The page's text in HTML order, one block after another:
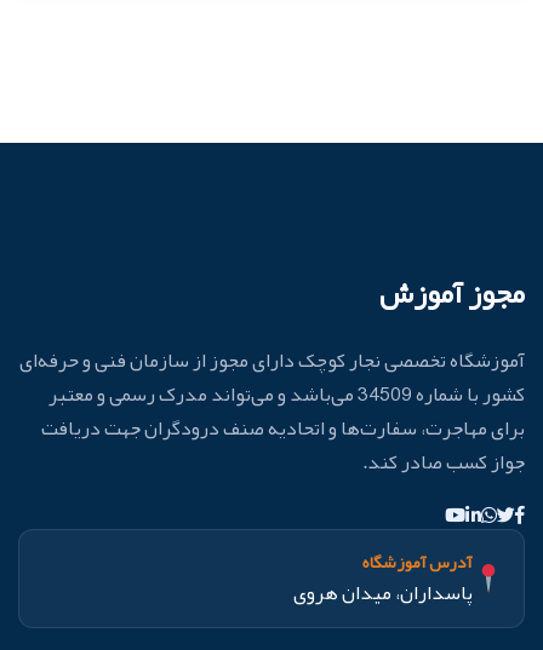
مجوز آموزش
آموزشگاه تخصصی نجار کوچک دارای مجوز از سازمان فنی و حرفه‌ای
کشور با شماره 34509 می‌باشد و می‌تواند مدرک رسمی و معتبر
برای مهاجرت، سفارت‌ها و اتحادیه صنف درودگران جهت دریافت
جواز کسب صادر کند.
آدرس آموزشگاه
پاسداران، میدان هروی